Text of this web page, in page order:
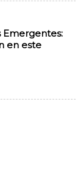
Emergentes:
en este